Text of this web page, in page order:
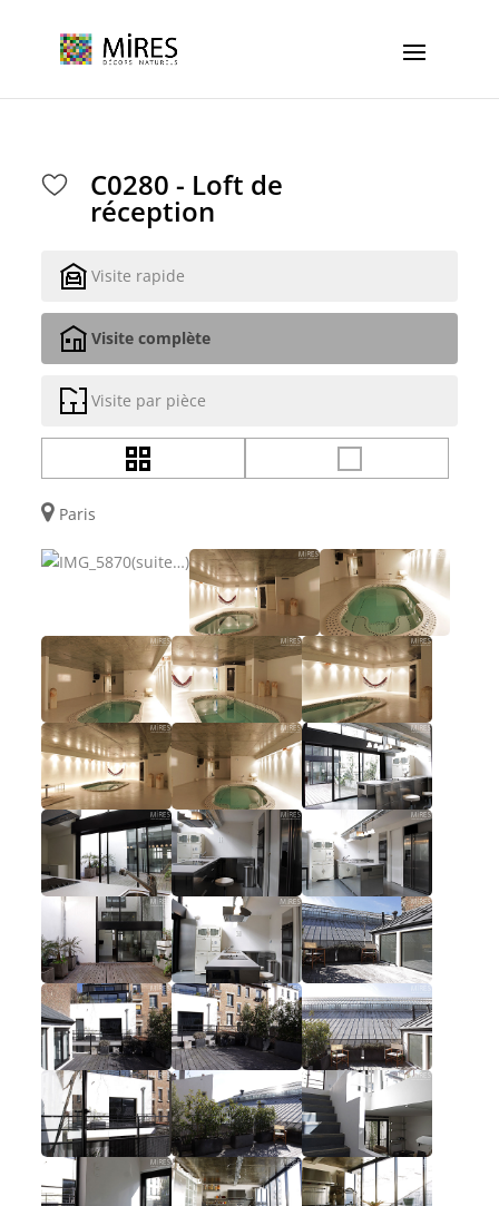
C0280 - Loft de
réception
Visite rapide
Visite complète
Visite par pièce
Paris
(suite…)